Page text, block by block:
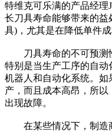
特维克可乐满的产品经理
长刀具寿命能够带来的益
具)，尤其是在降低单件
刀具寿命的不可预测性
特别是当生产工序的自
机器人和自动化系统。
产，而且成本高昂，所
出现故障。
在某些情况下，制造